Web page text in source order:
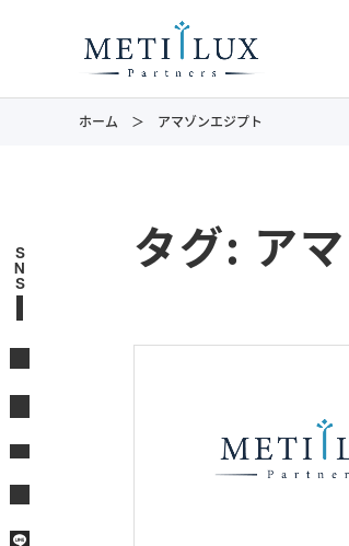
ホーム アマゾンエジプト
タグ: ア
S
N
S